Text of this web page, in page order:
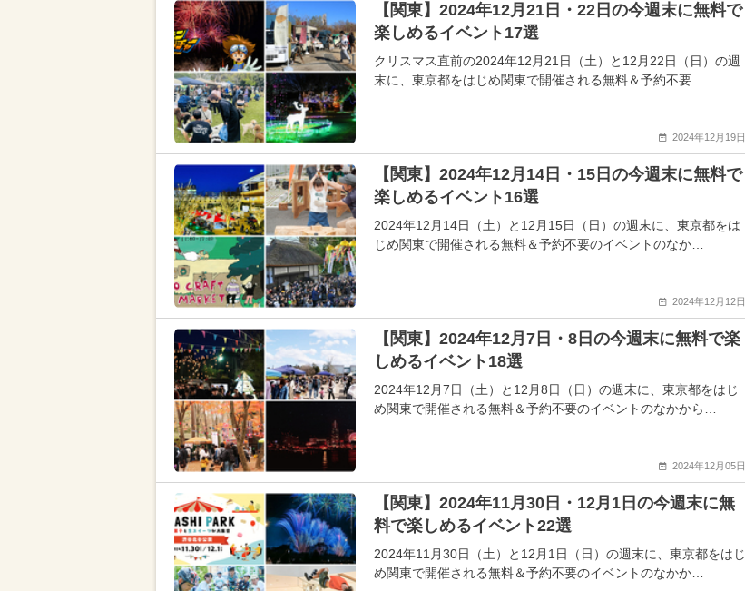
【関東】2024年12月21日・22日の今週末に無料で
楽しめるイベント17選
クリスマス直前の2024年12月21日（土）と12月22日（日）の週
末に、東京都をはじめ関東で開催される無料＆予約不要…
2024年12月19日
【関東】2024年12月14日・15日の今週末に無料で
楽しめるイベント16選
2024年12月14日（土）と12月15日（日）の週末に、東京都をは
じめ関東で開催される無料＆予約不要のイベントのなか…
2024年12月12日
【関東】2024年12月7日・8日の今週末に無料で楽
しめるイベント18選
2024年12月7日（土）と12月8日（日）の週末に、東京都をはじ
め関東で開催される無料＆予約不要のイベントのなかから…
2024年12月05日
【関東】2024年11月30日・12月1日の今週末に無
料で楽しめるイベント22選
2024年11月30日（土）と12月1日（日）の週末に、東京都をはじ
め関東で開催される無料＆予約不要のイベントのなかか…